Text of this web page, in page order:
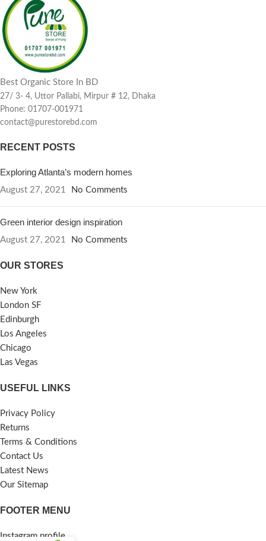
Best Organic Store In BD
27/ 3- 4, Uttor Pallabi, Mirpur # 12, Dhaka
Phone: 01707-001971
contact@purestorebd.com
RECENT POSTS
Exploring Atlanta’s modern homes
August 27, 2021 No Comments
Green interior design inspiration
August 27, 2021 No Comments
OUR STORES
New York
London SF
Edinburgh
Los Angeles
Chicago
Las Vegas
USEFUL LINKS
Privacy Policy
Returns
Terms & Conditions
Contact Us
Latest News
Our Sitemap
FOOTER MENU
Instagram profile